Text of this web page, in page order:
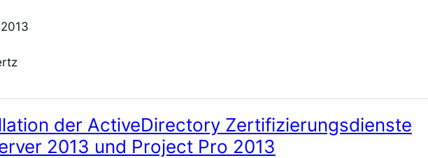
der ActiveDirectory Zertifizierungsdienste
2013 und Project Pro 2013